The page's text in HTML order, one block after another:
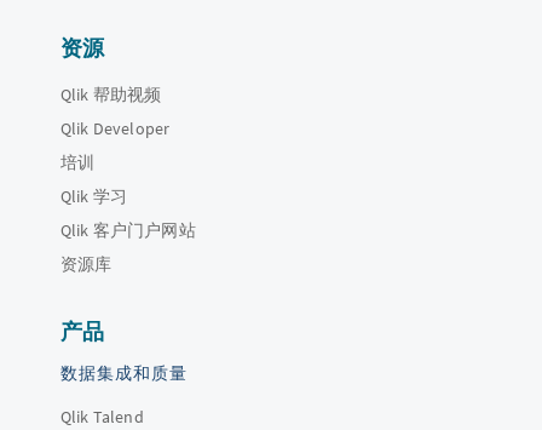
资源
Qlik 帮助视频
Qlik Developer
培训
Qlik 学习
Qlik 客户门户网站
资源库
产品
数据集成和质量
Qlik Talend